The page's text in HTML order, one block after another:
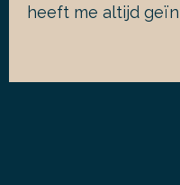
heeft me altijd